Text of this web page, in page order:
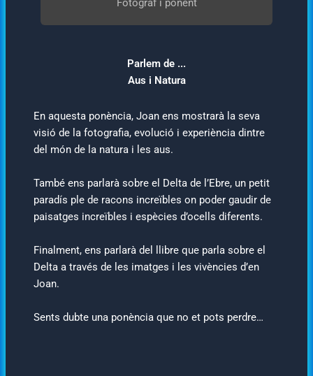
Fotògraf i ponent
Parlem de ...
Aus i Natura
En aquesta ponència, Joan ens mostrarà la seva
visió de la fotografia, evolució i experiència dintre
del món de la natura i les aus.
També ens parlarà sobre el Delta de l’Ebre, un petit
paradís ple de racons increïbles on poder gaudir de
paisatges increïbles i espècies d’ocells diferents.
Finalment, ens parlarà del llibre que parla sobre el
Delta a través de les imatges i les vivències d’en
Joan.
Sents dubte una ponència que no et pots perdre…